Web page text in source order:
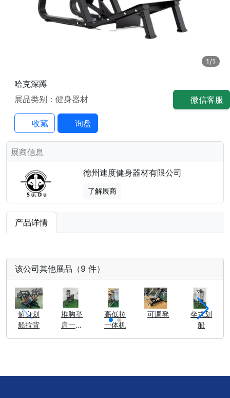
1/1
哈克深蹲
展品类别：健身器材
收藏 询盘
展商信息
德州速度健身器材有限公司
了解展商
产品详情
该公司其他展品（9 件）
俯身划
船拉背
推胸举
肩一体
高低拉
一体机
可调凳
坐式划
船
微信客服